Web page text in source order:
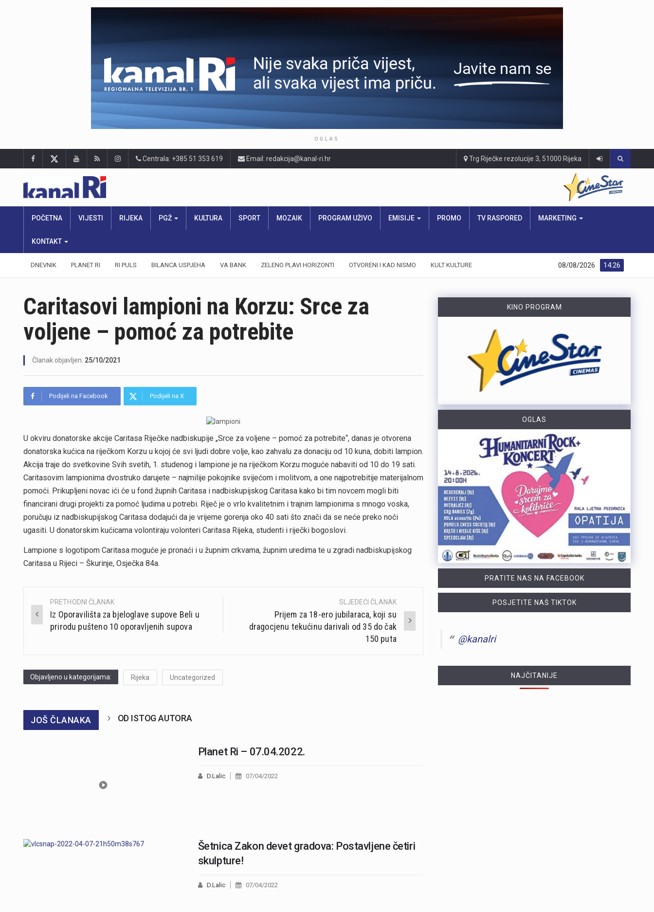
OGLAS
Centrala: +385 51 353 619 Email: redakcija@kanal-ri.hr Trg Riječke rezolucije 3, 51000 Rijeka
POČETNA VIJESTI RIJEKA PGŽ KULTURA SPORT MOZAIK PROGRAM UŽIVO EMISIJE PROMO TV RASPORED MARKETING
KONTAKT
DNEVNIK PLANET RI RI PULS BILANCA USPJEHA VA BANK ZELENO PLAVI HORIZONTI OTVORENI I KAD NISMO KULT KULTURE 14:26
08/08/2026
Caritasovi lampioni na Korzu: Srce za
voljene – pomoć za potrebite
Članak objavljen: 25/10/2021
Podijeli na Facebook Podijeli na X
U okviru donatorske akcije Caritasa Riječke nadbiskupije „Srce za voljene – pomoć za potrebite“, danas je otvorena
donatorska kućica na riječkom Korzu u kojoj će svi ljudi dobre volje, kao zahvalu za donaciju od 10 kuna, dobiti lampion.
Akcija traje do svetkovine Svih svetih, 1. studenog i lampione je na riječkom Korzu moguće nabaviti od 10 do 19 sati.
Caritasovim lampionima dvostruko darujete – najmilije pokojnike svijećom i molitvom, a one najpotrebitije materijalnom
pomoći. Prikupljeni novac ići će u fond župnih Caritasa i nadbiskupijskog Caritasa kako bi tim novcem mogli biti
financirani drugi projekti za pomoć ljudima u potrebi. Riječ je o vrlo kvalitetnim i trajnim lampionima s mnogo voska,
poručuju iz nadbiskupijskog Caritasa dodajući da je vrijeme gorenja oko 40 sati što znači da se neće preko noći
ugasiti. U donatorskim kućicama volontiraju volonteri Caritasa Rijeka, studenti i riječki bogoslovi.
Lampione s logotipom Caritasa moguće je pronaći i u župnim crkvama, župnim uredima te u zgradi nadbiskupijskog
Caritasa u Rijeci – Škurinje, Osječka 84a.
Post
navigation
PRETHODNI ČLANAK
Iz Oporavilišta za bjeloglave supove Beli u
prirodu pušteno 10 oporavljenih supova
SLJEDEĆI ČLANAK
Prijem za 18-ero jubilaraca, koji su
dragocjenu tekućinu darivali od 35 do čak
150 puta
Objavljeno u kategorijama: Rijeka Uncategorized
JOŠ ČLANAKA OD ISTOG AUTORA
Planet Ri – 07.04.2022.
D.Lalic 07/04/2022
Šetnica Zakon devet gradova: Postavljene četiri
skulpture!
D.Lalic 07/04/2022
KINO PROGRAM
OGLAS
PRATITE NAS NA FACEBOOK
POSJETITE NAŠ TIKTOK
@kanalri
NAJČITANIJE